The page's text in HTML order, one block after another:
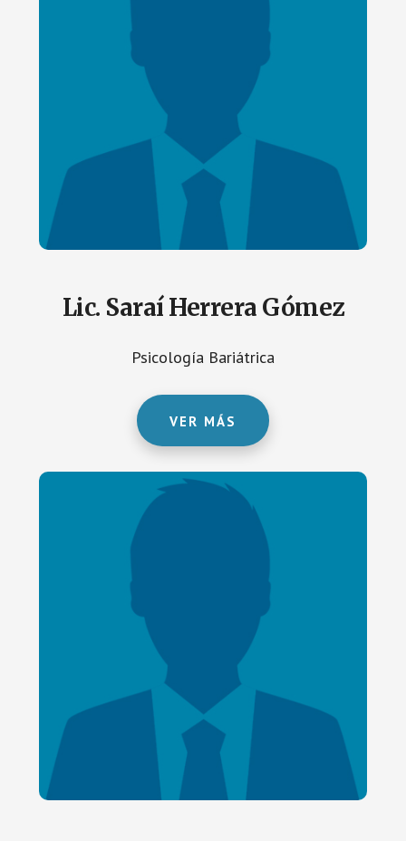
Lic. Saraí Herrera Gómez
Psicología Bariátrica
VER MÁS